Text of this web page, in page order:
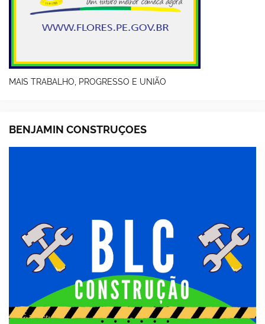
MAIS TRABALHO, PROGRESSO E UNIÃO
BENJAMIN CONSTRUÇOES